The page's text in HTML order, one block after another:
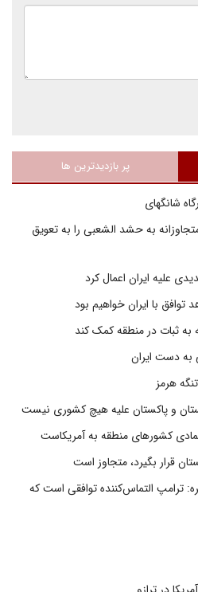
پر بازدیدترین ها
شانگهای
به حشد الشعبی را به تعویق
علیه ایران اعمال کرد
با ایران خواهیم بود
به ثبات در منطقه کمک کند
هرمز
و پاکستان علیه هیچ کشوری نیست
کشورهای منطقه به آمریکاست
قرار بگیرد، متجاوز است
ترامپ التماس‌کننده توافقی است که